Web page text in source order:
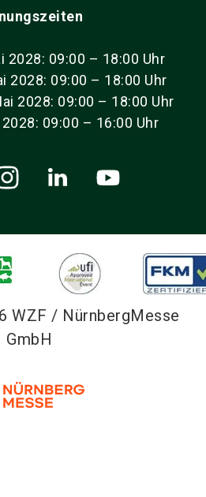
2028: 09:00 – 18:00 Uhr
2028: 09:00 – 18:00 Uhr
2028: 09:00 – 18:00 Uhr
09:00 – 16:00 Uhr
WZF / NürnbergMesse
GmbH